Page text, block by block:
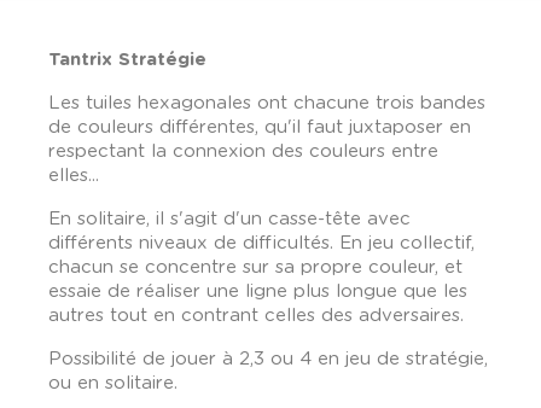
Tantrix Stratégie
Les tuiles hexagonales ont chacune trois bandes
de couleurs différentes, qu'il faut juxtaposer en
respectant la connexion des couleurs entre
elles...
En solitaire, il s'agit d'un casse-tête avec
différents niveaux de difficultés. En jeu collectif,
chacun se concentre sur sa propre couleur, et
essaie de réaliser une ligne plus longue que les
autres tout en contrant celles des adversaires.
Possibilité de jouer à 2,3 ou 4 en jeu de stratégie,
ou en solitaire.